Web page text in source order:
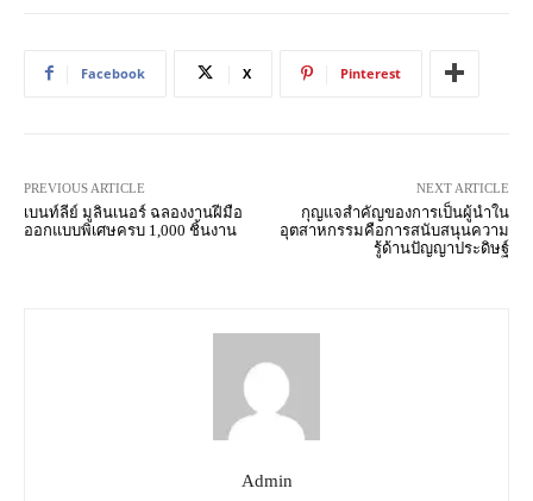
Facebook X Pinterest
PREVIOUS ARTICLE
เบนท์ลีย์ มูลินเนอร์ ฉลองงานฝีมือ
ออกแบบพิเศษครบ 1,000 ชิ้นงาน
NEXT ARTICLE
กุญแจสำคัญของการเป็นผู้นำใน
อุตสาหกรรมคือการสนับสนุนความ
รู้ด้านปัญญาประดิษฐ์
Admin